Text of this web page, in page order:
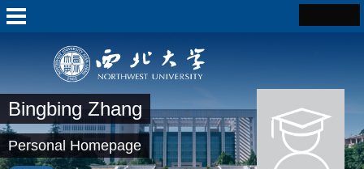
Bingbing Zhang
Personal Homepage